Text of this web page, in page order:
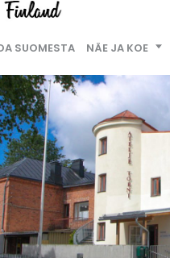
SUOMESTA NÄE JA KOE